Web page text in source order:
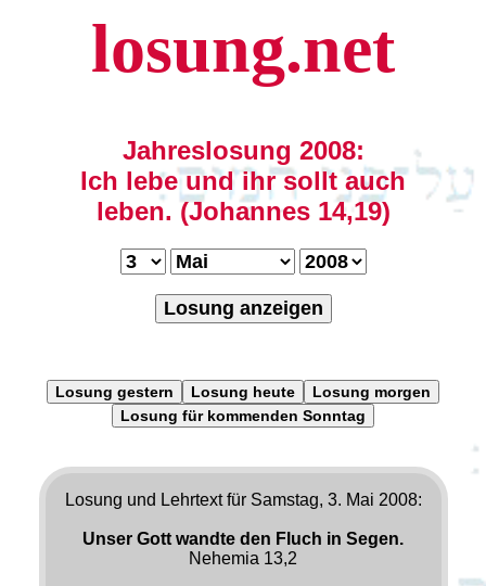
losung.net
Jahreslosung 2008:
Ich lebe und ihr sollt auch
leben. (Johannes 14,19)
Losung anzeigen
Losung gestern Losung heute
Losung morgen
Losung für kommenden Sonntag
Losung und Lehrtext für Samstag, 3. Mai 2008:
Unser Gott wandte den Fluch in Segen.
Nehemia 13,2